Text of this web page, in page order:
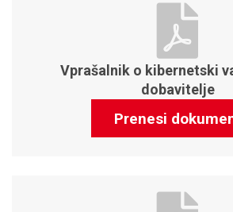
Vprašalnik o kibernetski
dobavitelje
Prenesi